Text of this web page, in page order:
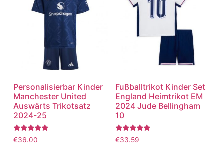
Personalisierbar Kinder
Manchester United
Auswärts Trikotsatz
2024-25
Bewertet
mit
€36.00
Fußballtrikot Kinder Set
England Heimtrikot EM
2024 Jude Bellingham
10
Bewertet
mit
€33.59